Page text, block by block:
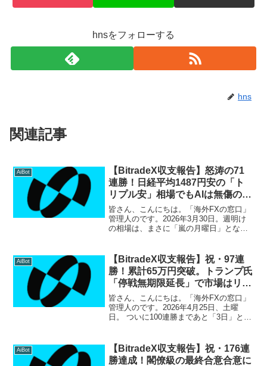
hnsをフォローする
hns
関連記事
AiBot
【BitradeX収支報告】怒涛の71
連勝！日経平均1487円安の「ト
リプル安」相場でもAIは無傷の利
益確定
皆さん、こんにちは。「海外FXの窓口」
管理人のです。2026年3月30日。週明け
の相場は、まさに「嵐の月曜日」となり
そんなパニック相場を嘲笑うかのよう
に、無傷で 71...
AiBot
【BitradeX収支報告】祝・97連
勝！累計65万円突破。トランプ氏
「停戦無期限延長」で市場はリス
クオンへ
皆さん、こんにちは。「海外FXの窓口」
管理人のです。2026年4月25日、土曜
日。 ついに100連勝まであと「3日」とな
回避へと動き出しました。私の
BitradeX（ビ...
AiBot
【BitradeX収支報告】祝・176連
勝達成！閣僚級の最終合意合意に